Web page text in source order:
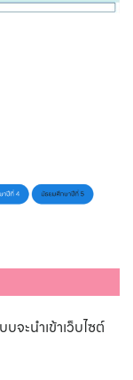
จะนำเข้าเว็บไซต์